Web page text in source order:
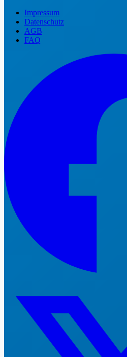
Impressum
Datenschutz
AGB
FAQ